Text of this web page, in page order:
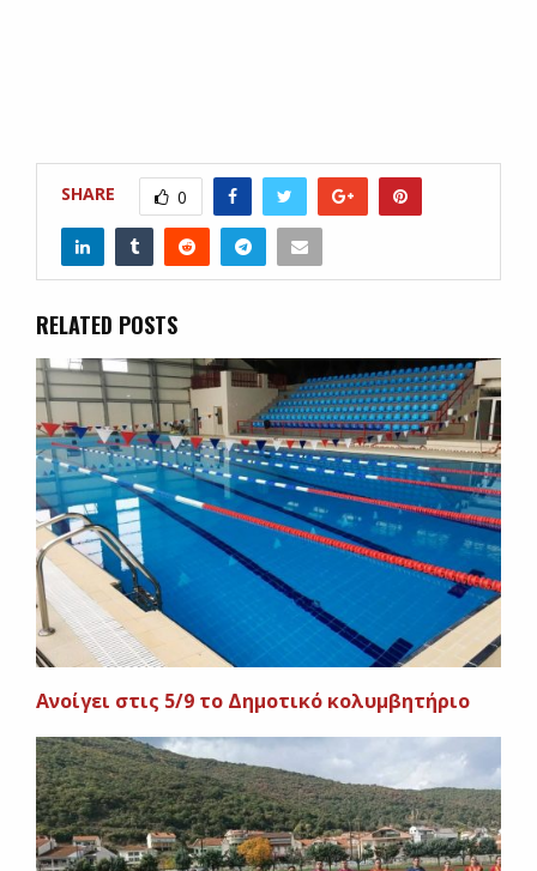
SHARE 0
RELATED POSTS
Ανοίγει στις 5/9 το Δημοτικό κολυμβητήριο